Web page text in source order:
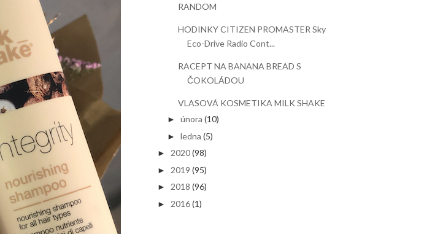
RANDOM
HODINKY CITIZEN PROMASTER Sky
Eco-Drive Radio Cont...
RACEPT NA BANANA BREAD S
ČOKOLÁDOU
VLASOVÁ KOSMETIKA MILK SHAKE
►února (10)
►ledna (5)
► 2020 (98)
► 2019 (95)
► 2018 (96)
► 2016 (1)